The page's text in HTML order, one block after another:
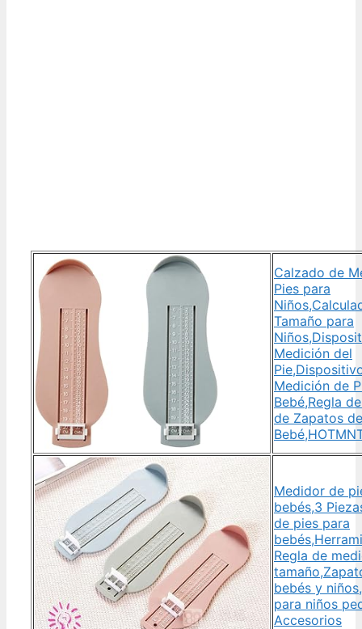
Calzado de
Pies para
Tamaño para
Medición del
Medición de
Bebé,Regla
de Zapatos de
Medidor de
bebés,3
de pies para
Regla de
bebés y
para niños
Accesorios